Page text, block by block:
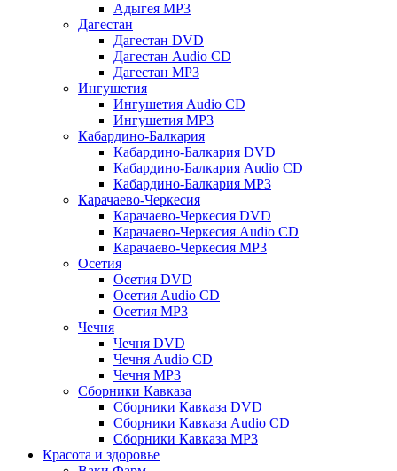
Адыгея MP3
Дагестан
Дагестан DVD
Дагестан Audio CD
Дагестан MP3
Ингушетия
Ингушетия Audio CD
Ингушетия MP3
Кабардино-Балкария
Кабардино-Балкария DVD
Кабардино-Балкария Audio CD
Кабардино-Балкария MP3
Карачаево-Черкесия
Карачаево-Черкесия DVD
Карачаево-Черкесия Audio CD
Карачаево-Черкесия MP3
Осетия
Осетия DVD
Осетия Audio CD
Осетия MP3
Чечня
Чечня DVD
Чечня Audio CD
Чечня MP3
Сборники Кавказа
Сборники Кавказа DVD
Сборники Кавказа Audio CD
Сборники Кавказа MP3
Красота и здоровье